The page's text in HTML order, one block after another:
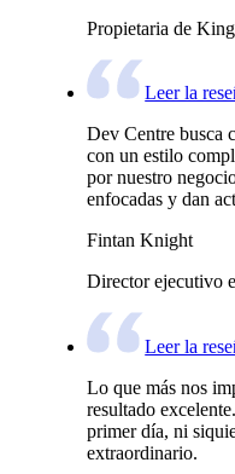
Propietaria de
Leer la
Dev Centre busca
con un estilo
por nuestro
enfocadas y dan
Fintan Knight
Director ejecutivo
Leer la
Lo que más nos
resultado
primer día, ni
extraordinario.